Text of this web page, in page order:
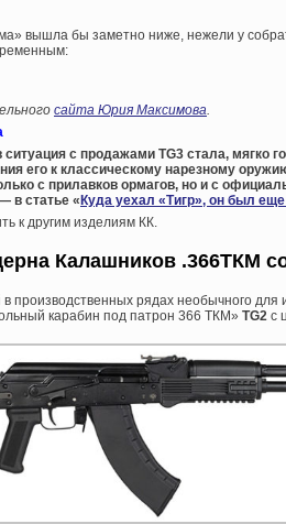
вышла бы заметно ниже, нежели у
сайта Юрия Максимова.
с продажами TG3 стала, мягко
его к классическому нарезному
с прилавков ормагов, но и с
в статье « Куда уехал «Тигр», он был
к другим изделиям КК.
Калашников .366ТКМ
в производственных рядах необычного
карабин под патрон 366 ТКМ» TG2 с